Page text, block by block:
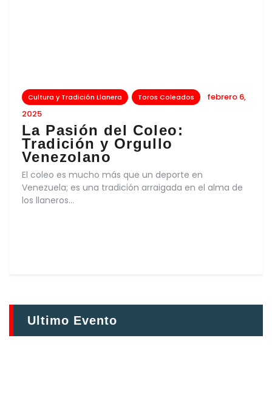
Cultura y Tradición Llanera Toros Coleados
febrero 6,
2025
La Pasión del Coleo:
Tradición y Orgullo
Venezolano
El coleo es mucho más que un deporte en
Venezuela; es una tradición arraigada en el alma de
los llaneros…
Ultimo Evento